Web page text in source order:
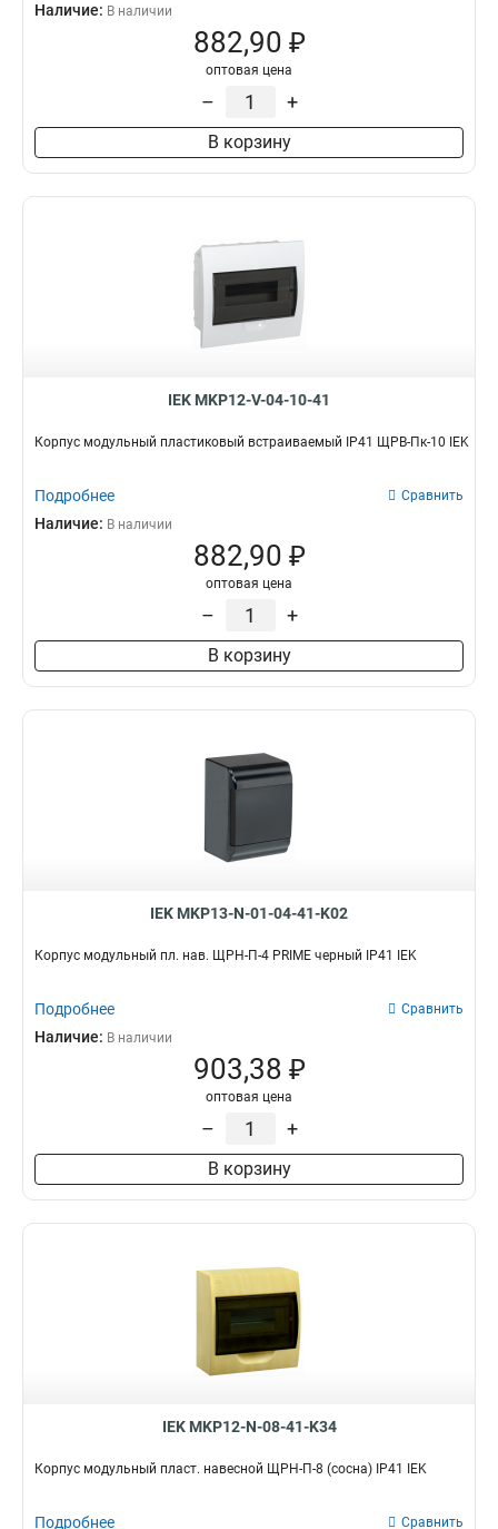
Наличие: В наличии
882,90 ₽
оптовая цена
– +
В корзину
IEK MKP12-V-04-10-41
Корпус модульный пластиковый встраиваемый IP41 ЩРВ-Пк-10 IEK
Подробнее Сравнить
Наличие: В наличии
882,90 ₽
оптовая цена
– +
В корзину
IEK MKP13-N-01-04-41-K02
Корпус модульный пл. нав. ЩРН-П-4 PRIME черный IP41 IEK
Подробнее Сравнить
Наличие: В наличии
903,38 ₽
оптовая цена
– +
В корзину
IEK MKP12-N-08-41-K34
Корпус модульный пласт. навесной ЩРН-П-8 (сосна) IP41 IEK
Подробнее Сравнить